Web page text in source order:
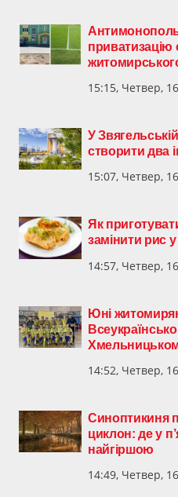
приватизацію
15:15, Четвер,
У
створити два
15:07, Четвер,
Як
замінити рис
14:57, Четвер,
Юні
14:52, Четвер,
Синоптикиня
циклон: де у
найгіршою
14:49, Четвер,